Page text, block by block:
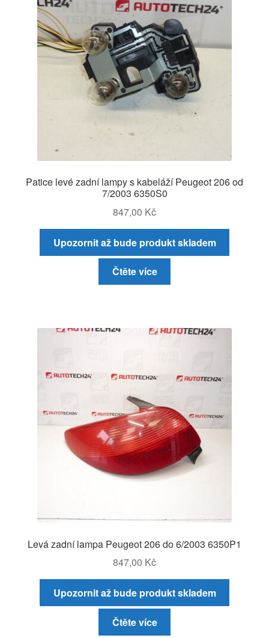
Patice levé zadní lampy s kabeláží Peugeot 206 od
7/2003 6350S0
847,00 Kč
Upozornit až bude produkt skladem
Čtěte více
Levá zadní lampa Peugeot 206 do 6/2003 6350P1
847,00 Kč
Upozornit až bude produkt skladem
Čtěte více